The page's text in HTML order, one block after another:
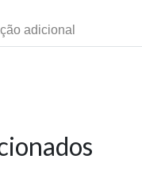
adicional